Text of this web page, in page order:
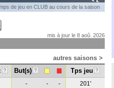
de jeu en CLUB au cours de la saison
mis à jour le 8 aoû. 2026
autres saisons >
? But(s) ? Tps jeu ?
- - -
201'